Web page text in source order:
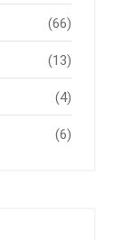
(66)
(13)
(4)
(6)